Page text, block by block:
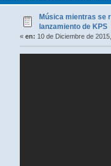
Música mientras se
lanzamiento de KPS
« en: 10 de Diciembre de